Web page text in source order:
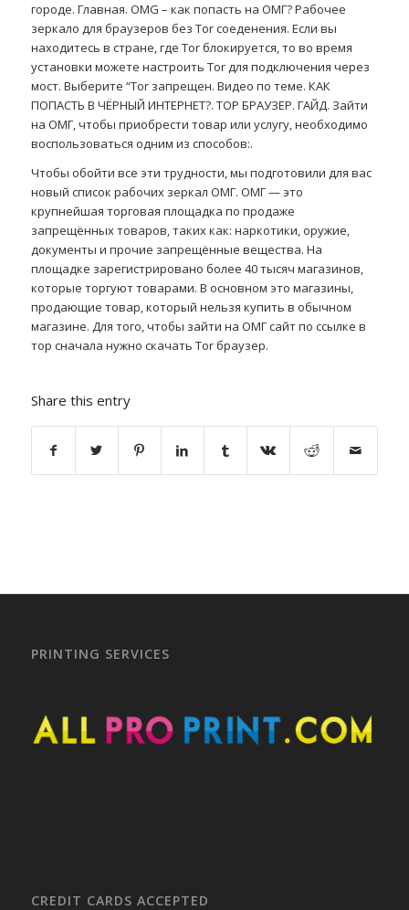
городе. Главная. OMG – как попасть на ОМГ? Рабочее
зеркало для браузеров без Tor соеденения. Если вы
находитесь в стране, где Tor блокируется, то во время
установки можете настроить Tor для подключения через
мост. Выберите “Tor запрещен. Видео по теме. КАК
ПОПАСТЬ В ЧЁРНЫЙ ИНТЕРНЕТ?. ТОР БРАУЗЕР. ГАЙД. Зайти
на ОМГ, чтобы приобрести товар или услугу, необходимо
воспользоваться одним из способов:.
Чтобы обойти все эти трудности, мы подготовили для вас
новый список рабочих зеркал ОМГ. ОМГ — это
крупнейшая торговая площадка по продаже
запрещённых товаров, таких как: наркотики, оружие,
документы и прочие запрещённые вещества. На
площадке зарегистрировано более 40 тысяч магазинов,
которые торгуют товарами. В основном это магазины,
продающие товар, который нельзя купить в обычном
магазине. Для того, чтобы зайти на ОМГ сайт по ссылке в
тор сначала нужно скачать Tor браузер.
Share this entry
PRINTING SERVICES
CREDIT CARDS ACCEPTED